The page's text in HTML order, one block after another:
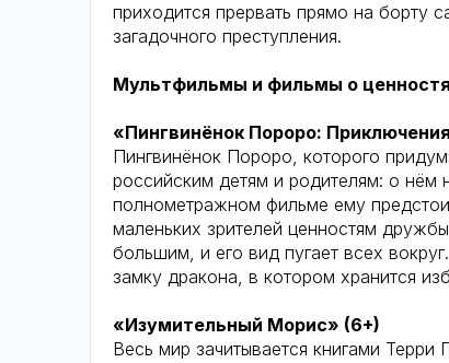
приходится прервать прямо на борту
загадочного преступления.
Мультфильмы и фильмы о
«Пингвинёнок Пороро:
Пингвинёнок Пороро, которого
российским детям и родителям: о нём
полнометражном фильме ему
маленьких зрителей ценностям
большим, и его вид пугает всех
замку дракона, в котором хранится
«Изумительный Морис» (6+)
Весь мир зачитывается книгами